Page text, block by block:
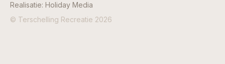
Realisatie: Holiday Media
© Terschelling Recreatie 2026